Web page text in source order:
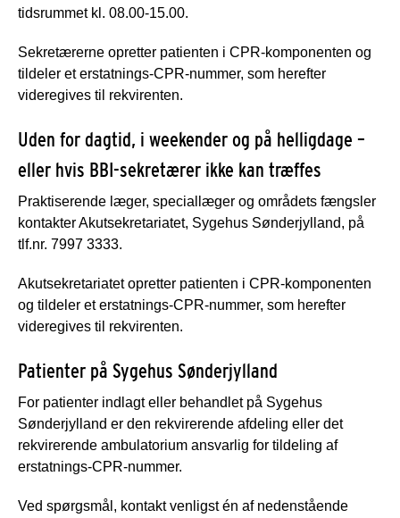
tidsrummet kl. 08.00-15.00.
Sekretærerne opretter patienten i CPR-komponenten og
tildeler et erstatnings-CPR-nummer, som herefter
videregives til rekvirenten.
Uden for dagtid, i weekender og på helligdage –
eller hvis BBI-sekretærer ikke kan træffes
Praktiserende læger, speciallæger og områdets fængsler
kontakter Akutsekretariatet, Sygehus Sønderjylland, på
tlf.nr. 7997 3333.
Akutsekretariatet opretter patienten i CPR-komponenten
og tildeler et erstatnings-CPR-nummer, som herefter
videregives til rekvirenten.
Patienter på Sygehus Sønderjylland
For patienter indlagt eller behandlet på Sygehus
Sønderjylland er den rekvirerende afdeling eller det
rekvirerende ambulatorium ansvarlig for tildeling af
erstatnings-CPR-nummer.
Ved spørgsmål, kontakt venligst én af nedenstående